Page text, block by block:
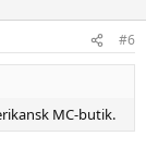
#6
MC-butik.